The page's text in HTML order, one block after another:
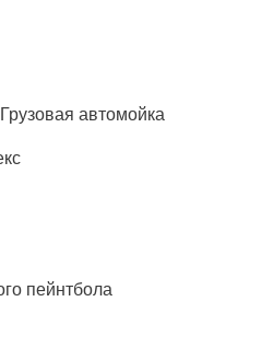
автомойка
пейнтбола